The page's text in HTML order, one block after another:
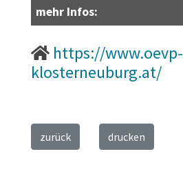
mehr Infos:
https://www.oevp-
klosterneuburg.at/
zurück drucken